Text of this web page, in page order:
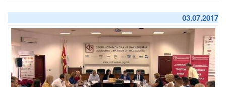
03.07.2017